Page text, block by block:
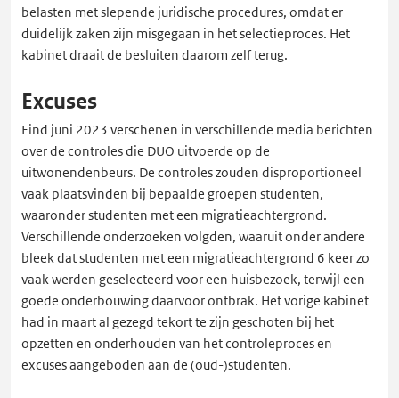
belasten met slepende juridische procedures, omdat er
duidelijk zaken zijn misgegaan in het selectieproces. Het
kabinet draait de besluiten daarom zelf terug.
Excuses
Eind juni 2023 verschenen in verschillende media berichten
over de controles die DUO uitvoerde op de
uitwonendenbeurs. De controles zouden disproportioneel
vaak plaatsvinden bij bepaalde groepen studenten,
waaronder studenten met een migratieachtergrond.
Verschillende onderzoeken volgden, waaruit onder andere
bleek dat studenten met een migratieachtergrond 6 keer zo
vaak werden geselecteerd voor een huisbezoek, terwijl een
goede onderbouwing daarvoor ontbrak. Het vorige kabinet
had in maart al gezegd tekort te zijn geschoten bij het
opzetten en onderhouden van het controleproces en
excuses aangeboden aan de (oud-)studenten.